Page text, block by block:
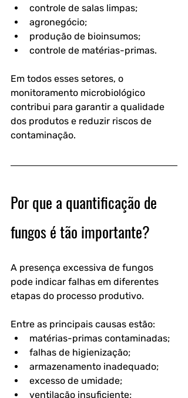
controle de salas limpas;
agronegócio;
produção de bioinsumos;
controle de matérias-primas.
Em todos esses setores, o
monitoramento microbiológico
contribui para garantir a qualidade
dos produtos e reduzir riscos de
contaminação.
Por que a quantificação de
fungos é tão importante?
A presença excessiva de fungos
pode indicar falhas em diferentes
etapas do processo produtivo.
Entre as principais causas estão:
matérias-primas contaminadas;
falhas de higienização;
armazenamento inadequado;
excesso de umidade;
ventilação insuficiente;